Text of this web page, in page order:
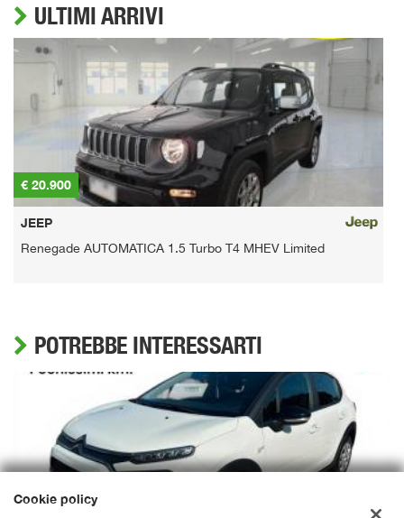
ULTIMI ARRIVI
€ 20.900
JEEP
Renegade AUTOMATICA 1.5 Turbo T4 MHEV Limited
POTREBBE INTERESSARTI
Cookie policy